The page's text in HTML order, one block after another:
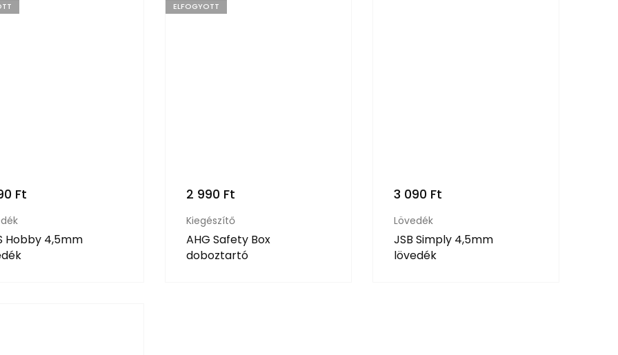
Ft
Hobby 4,5mm
ELFOGYOTT
2 990 Ft
Kiegészítő
AHG Safety Box
doboztartó
3 090 Ft
Lövedék
JSB Simply 4,5mm
lövedék